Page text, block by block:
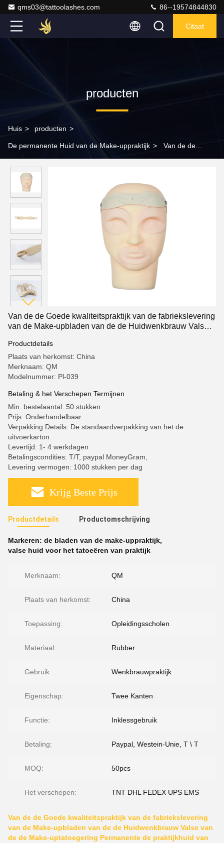
qms03@tattoolashes.com 86--19574844830
Citaat
producten
Huis > producten >
De permanente Huid van de Make-uppraktijk > Van de de
upbladen van de de Huidwenkbrauw Valse van de de Make-
uptatoegering Permanente de praktijkhuid van Microblading
Van de de Goede kwaliteitspraktijk van de fabriekslevering
van de Make-upbladen van de de Huidwenkbrauw Valse
van Microblading
Productdetails
Plaats van herkomst: China
Merknaam: QM
Modelnummer: Pl-039
Betaling & het Verschepen Termijnen
Min. bestelaantal: 50 stukken
Prijs: Onderhandelbaar
Verpakking Details: De standaardverpakking van het de
uitvoerkarton
Levertijd: 1- 4 werkdagen
Betalingscondities: T/T, paypal MoneyGram,
Levering vermogen: 1000 stukken per dag
Krijg Beste Prijs
Productdetails Productomschrijving
Markeren: de bladen van de make-uppraktijk,
valse huid voor het tatoeëren van praktijk
Merknaam: QM
Plaats van herkomst: China
Toepassing: Opleidingsscholen
Materiaal: Rubber
Gebruik: Wenkbrauwpraktijk
Eigenschap: Twee Kanten
Functie: Inklessgebruik
Betaling: Paypal, Westein-Unie, T \ T
MOQ: 50pcs
Het verschepen: TNT DHL FEDEX UPS EMS
Van de de Goede kwaliteitspraktijk van de fabriekslevering
van de Make-upbladen van de de Huidwenkbrauw Valse van
de de Make-uptatoegering Permanente de praktijkhuid van